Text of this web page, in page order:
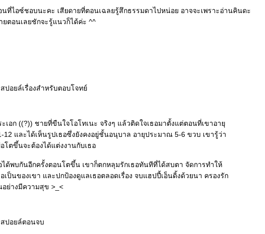
นที่ไอซ์ชอบนะคะ เสียดายที่ตอนเฉลยรู้สึกธรรมดาไปหน่อย อาจจะเพราะอ่านคินดะ
ยตอนเลยชักจะรู้แนวก็ได้ค่ะ ^^
ปอยล์เรื่องสำหรับตอบโจทย์
ะเอก ((?)) ชายที่ขืนใจโอโทเนะ จริงๆ แล้วติดใจเธอมาตั้งแต่ตอนที่เขาอายุ
12 และได้เห็นรูปเธอซึ่งยังคงอยู่ชั้นอนุบาล อายุประมาณ 5-6 ขวบ เขารู้ว่า
อโตขึ้นจะต้องได้แต่งงานกับเธอ
ได้พบกันอีกครั้งตอนโตขึ้น เขาก็ตกหลุมรักเธอทันทีที่ได้สบตา จัดการทำให้
อเป็นของเขา และปกป้องดูแลเธอตลอดเรื่อง จบแฮปปี้เอ็นดิ้งด้วยนา ครองรัก
อย่างมีความสุข >_<
สปอยล์ตอนจบ